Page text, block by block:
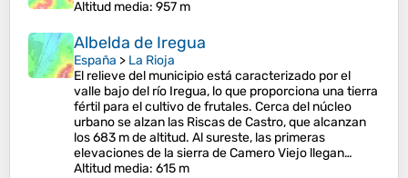
Altitud media: 957 m
Albelda de Iregua
España > La Rioja
El relieve del municipio está caracterizado por el
valle bajo del río Iregua, lo que proporciona una tierra
fértil para el cultivo de frutales. Cerca del núcleo
urbano se alzan las Riscas de Castro, que alcanzan
los 683 m de altitud. Al sureste, las primeras
elevaciones de la sierra de Camero Viejo llegan…
Altitud media: 615 m